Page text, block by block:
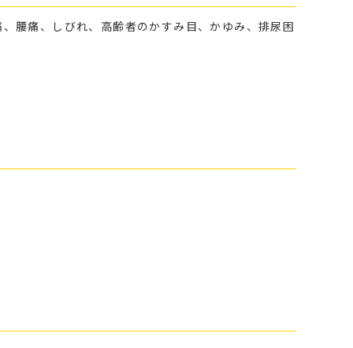
腰痛、しびれ、高齢者のかすみ目、かゆみ、排尿困